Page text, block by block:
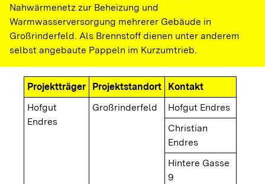
Nahwärmenetz zur Beheizung und
Warmwasserversorgung mehrerer Gebäude in
Großrinderfeld. Als Brennstoff dienen unter anderem
selbst angebaute Pappeln im Kurzumtrieb.
Projektträger Projektstandort
Kontakt
Hofgut
Endres
Großrinderfeld
Hofgut Endres
Christian
Endres
Hintere Gasse
9